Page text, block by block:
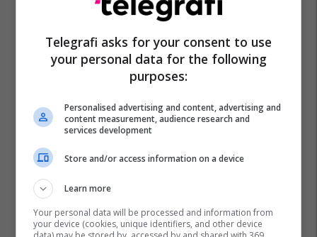
Telegrafi asks for your consent to use
your personal data for the following
purposes:
Personalised advertising and content, advertising and
content measurement, audience research and
services development
Store and/or access information on a device
Learn more
Your personal data will be processed and information from
your device (cookies, unique identifiers, and other device